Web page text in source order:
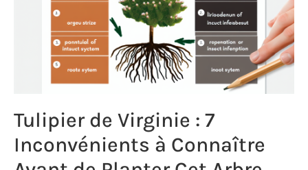
Tulipier de Virginie : 7
Inconvénients à Connaître